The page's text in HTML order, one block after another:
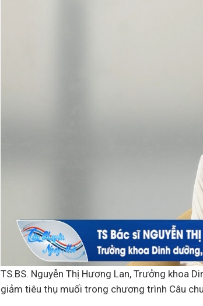
TS.BS. Nguyễn Thị Hương Lan, Trưởng khoa
giảm tiêu thụ muối trong chương trình Câu